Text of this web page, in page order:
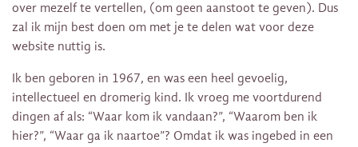
over mezelf te vertellen, (om geen aanstoot te geven). Dus
zal ik mijn best doen om met je te delen wat voor deze
website nuttig is.
Ik ben geboren in 1967, en was een heel gevoelig,
intellectueel en dromerig kind. Ik vroeg me voortdurend
dingen af als: “Waar kom ik vandaan?”, “Waarom ben ik
hier?”, “Waar ga ik naartoe”? Omdat ik was ingebed in een